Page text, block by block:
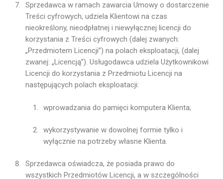
Sprzedawca w ramach zawarcia Umowy o dostarczenie
Treści cyfrowych, udziela Klientowi na czas
nieokreślony, nieodpłatnej i niewyłącznej licencji do
korzystania z Treści cyfrowych (dalej zwanych:
„Przedmiotem Licencji”) na polach eksploatacji, (dalej
zwanej: „Licencją”). Usługodawca udziela Użytkownikowi
Licencji do korzystania z Przedmiotu Licencji na
następujących polach eksploatacji:
wprowadzania do pamięci komputera Klienta;
wykorzystywanie w dowolnej formie tylko i
wyłącznie na potrzeby własne Klienta.
Sprzedawca oświadcza, że posiada prawo do
wszystkich Przedmiotów Licencji, a w szczególności